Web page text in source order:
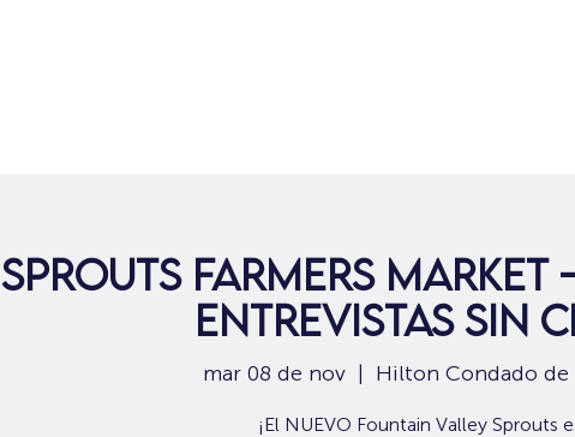
Sprouts Farmers Market
Entrevistas sin
mar 08 de nov
  |
Hilton Condado de
¡El NUEVO Fountain Valley Sprouts